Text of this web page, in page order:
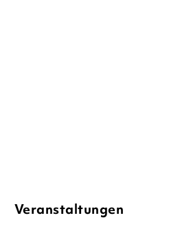
Veranstaltungen